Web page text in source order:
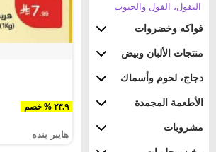
البقول، الفول والحبوب
فواكه وخضروات
منتجات الألبان وبيض
دجاج، لحوم وأسماك
الأطعمة المجمدة
مشروبات
٢٣.٩ % خصم
هايبر بنده